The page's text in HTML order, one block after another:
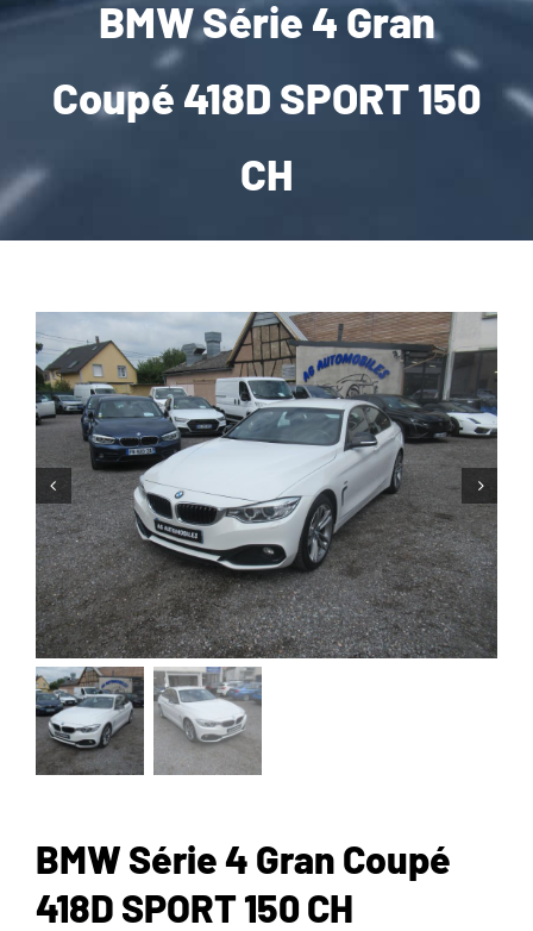
ENTRETIEN / MÉCANIQUE
CARROSSERIE / VITRAGE
CONTACT
BMW Série 4 Gran
Coupé 418D SPORT 150
CH
BMW Série 4 Gran Coupé
418D SPORT 150 CH